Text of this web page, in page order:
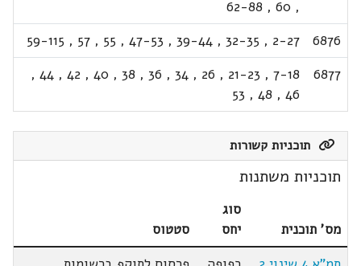
,
60
,
62-88
6876
2-27
,
32-35
,
39-44
,
47-53
,
55
,
57
,
59-115
6877
7-18
,
21-23
,
26
,
34
,
36
,
38
,
40
,
42
,
44
,
46
,
48
,
53
תוכניות קשורות
תוכניות משתנות
מס' תוכנית
סוג
יחס
סטטוס